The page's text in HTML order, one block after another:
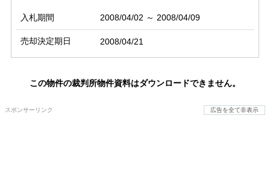
入札期間 2008/04/02 ～ 2008/04/09
売却決定期日 2008/04/21
この物件の裁判所物件資料はダウンロードできません。
スポンサーリンク 広告を全て非表示